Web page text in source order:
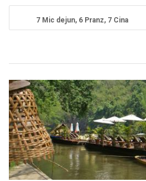
7 Mic dejun, 6 Pranz, 7 Cina